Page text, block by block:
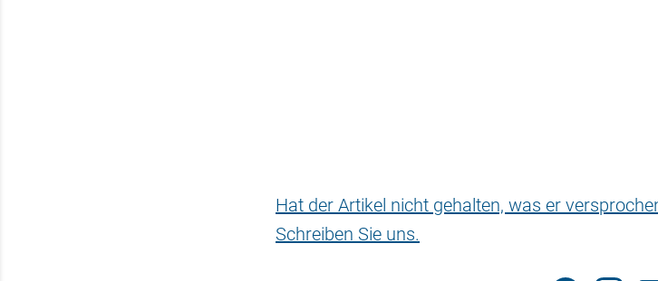
Hat der Artikel nicht gehalten, was er
Schreiben Sie uns.